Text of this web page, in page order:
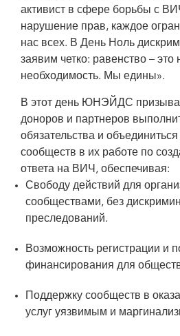
активист в сфере борьбы с
нарушение прав, каждое
нас всех. В День Ноль
заявим четко: равенство – это
необходимость. Мы едины».
В этот день ЮНЭЙДС
доноров и партнеров
обязательства и
сообществ в их работе по
ответа на ВИЧ, обеспечивая:
Свободу действий для
сообществами, без
преследований.
Возможность регистрации и
финансирования для
Поддержку сообществ в
услуг уязвимым и